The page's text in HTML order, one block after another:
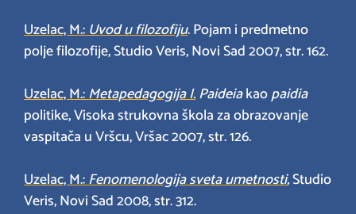
Uzelac, M.:Uvod u filozofiju. Pojam i predmetno
polje filozofije, Studio Veris, Novi Sad 2007, str. 162.
Uzelac, M.:Metapedagogija I.Paideiakaopaidia
politike, Visoka strukovna škola za obrazovanje
vaspitača u Vršcu, Vršac 2007, str. 126.
Uzelac, M.:Fenomenologija sveta umetnosti,Studio
Veris, Novi Sad 2008, str. 312.